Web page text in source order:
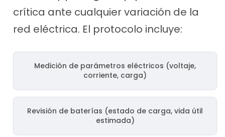
crítica ante cualquier variación de la
red eléctrica. El protocolo incluye:
Medición de parámetros eléctricos (voltaje,
corriente, carga)
Revisión de baterías (estado de carga, vida útil
estimada)